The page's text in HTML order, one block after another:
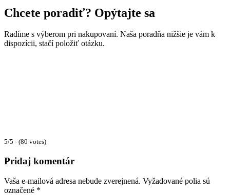
Chcete poradiť? Opýtajte sa
Radíme s výberom pri nakupovaní. Naša poradňa nižšie je vám k
dispozícii, stačí položiť otázku.
5/5 - (80 votes)
Pridaj komentár
Vaša e-mailová adresa nebude zverejnená. Vyžadované polia sú
označené *